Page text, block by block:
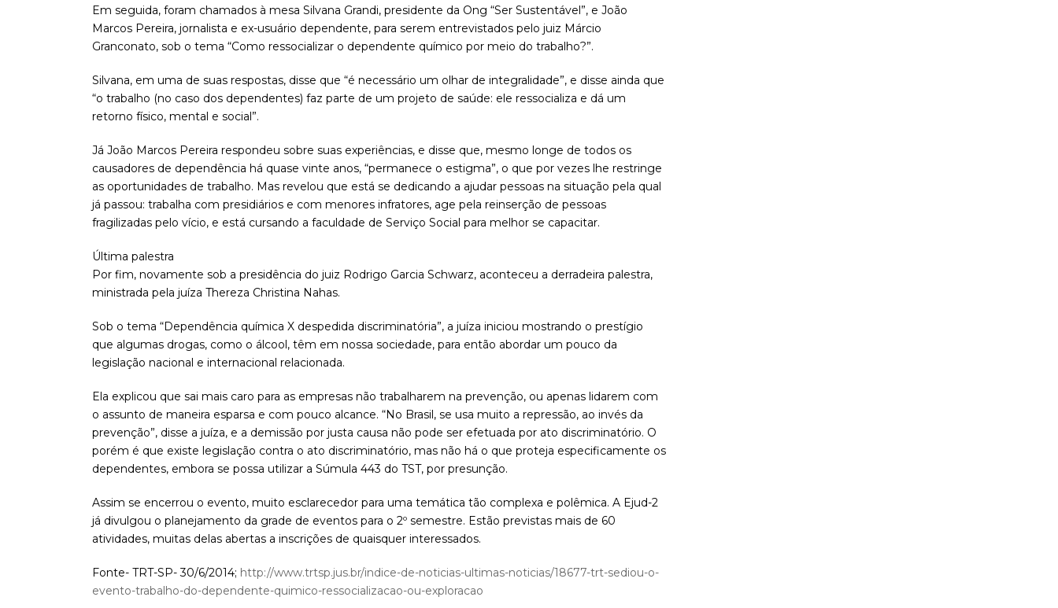
Em seguida, foram chamados à mesa Silvana Grandi, presidente da Ong “Ser Sustentável”, e João
Marcos Pereira, jornalista e ex-usuário dependente, para serem entrevistados pelo juiz Márcio
Granconato, sob o tema “Como ressocializar o dependente químico por meio do trabalho?”.
Silvana, em uma de suas respostas, disse que “é necessário um olhar de integralidade”, e disse ainda que
“o trabalho (no caso dos dependentes) faz parte de um projeto de saúde: ele ressocializa e dá um
retorno físico, mental e social”.
Já João Marcos Pereira respondeu sobre suas experiências, e disse que, mesmo longe de todos os
causadores de dependência há quase vinte anos, “permanece o estigma”, o que por vezes lhe restringe
as oportunidades de trabalho. Mas revelou que está se dedicando a ajudar pessoas na situação pela qual
já passou: trabalha com presidiários e com menores infratores, age pela reinserção de pessoas
fragilizadas pelo vício, e está cursando a faculdade de Serviço Social para melhor se capacitar.
Última palestra
Por fim, novamente sob a presidência do juiz Rodrigo Garcia Schwarz, aconteceu a derradeira palestra,
ministrada pela juíza Thereza Christina Nahas.
Sob o tema “Dependência química X despedida discriminatória”, a juíza iniciou mostrando o prestígio
que algumas drogas, como o álcool, têm em nossa sociedade, para então abordar um pouco da
legislação nacional e internacional relacionada.
Ela explicou que sai mais caro para as empresas não trabalharem na prevenção, ou apenas lidarem com
o assunto de maneira esparsa e com pouco alcance. “No Brasil, se usa muito a repressão, ao invés da
prevenção”, disse a juíza, e a demissão por justa causa não pode ser efetuada por ato discriminatório. O
porém é que existe legislação contra o ato discriminatório, mas não há o que proteja especificamente os
dependentes, embora se possa utilizar a Súmula 443 do TST, por presunção.
Assim se encerrou o evento, muito esclarecedor para uma temática tão complexa e polêmica. A Ejud-2
já divulgou o planejamento da grade de eventos para o 2º semestre. Estão previstas mais de 60
atividades, muitas delas abertas a inscrições de quaisquer interessados.
Fonte- TRT-SP- 30/6/2014; http://www.trtsp.jus.br/indice-de-noticias-ultimas-noticias/18677-trt-sediou-o-
evento-trabalho-do-dependente-quimico-ressocializacao-ou-exploracao